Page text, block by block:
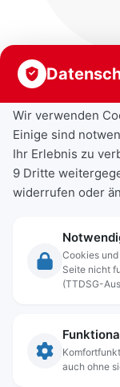
Rechtliche
Datenschutz
Anschrift
Wir verwenden
Einige sind
Ihr Erlebnis zu
9 Dritte
widerrufen oder
Cookies
Seite nicht
(TTDSG-
auch ohne